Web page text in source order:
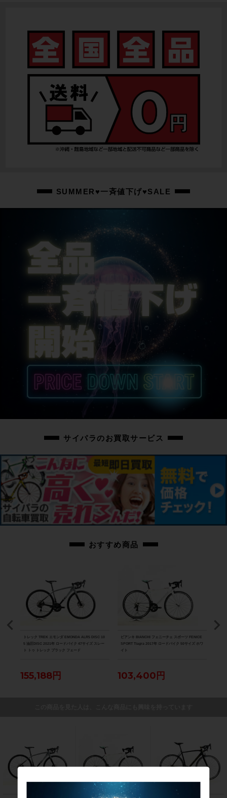
リアディレイラー
SHIMANO ALTUS M310
ブレーキキャリパー
DAHON/Vブレーキ
シートポスト
中古：D（強い使用感あり/目立つキズ、ヨゴレ、サビなど）
こちらの自転車は以下の確認を行っております。
変速：正常に動作します。
ブレーキ：正常に動作します。
ムのブレーキ当たり面が荒れており外側のブラック塗装が剥がれています。
感じられる車体です。
上記以外の確認とメンテナンスは行っておりません。
付属品：ペダルは付属いたしません。別途ご用意下さい。
画像に無いキズや汚れもございます。※出品後に店頭にて展示しておりますの
で展示キズがございます。※ペダルなどの付属品に関しては写真に写っている
ものですべてとなりますのでご了承ください。
SUMMER♥一斉値下げ♥SALE
サイパラのお買取サービス
おすすめ商品
トレック TREK エモンダ EMONDA ALR5 DISC 10
5 油圧DISC 2021年 ロードバイク 47サイズ スレー
ト トゥ トレック ブラック フェード
155,188円
ビアンキ BIANCHI フェニーチェ スポーツ FENICE
SPORT Tiagra 2017年 ロードバイク 50サイズ ホワ
イト
103,400円